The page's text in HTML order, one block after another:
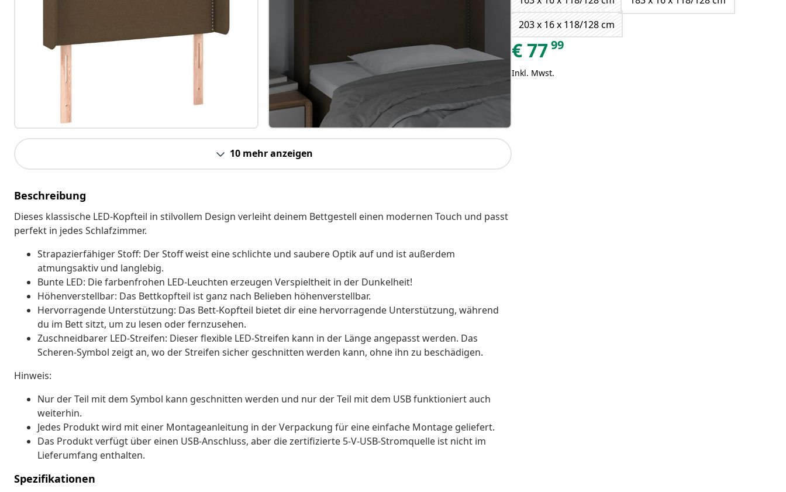
10 mehr anzeigen
Beschreibung
Dieses klassische LED-Kopfteil in stilvollem Design verleiht deinem Bettgestell einen modernen Touch und passt
perfekt in jedes Schlafzimmer.
Strapazierfähiger Stoff: Der Stoff weist eine schlichte und saubere Optik auf und ist außerdem
atmungsaktiv und langlebig.
Bunte LED: Die farbenfrohen LED-Leuchten erzeugen Verspieltheit in der Dunkelheit!
Höhenverstellbar: Das Bettkopfteil ist ganz nach Belieben höhenverstellbar.
Hervorragende Unterstützung: Das Bett-Kopfteil bietet dir eine hervorragende Unterstützung, während
du im Bett sitzt, um zu lesen oder fernzusehen.
Zuschneidbarer LED-Streifen: Dieser flexible LED-Streifen kann in der Länge angepasst werden. Das
Scheren-Symbol zeigt an, wo der Streifen sicher geschnitten werden kann, ohne ihn zu beschädigen.
Hinweis:
Nur der Teil mit dem Symbol kann geschnitten werden und nur der Teil mit dem USB funktioniert auch
weiterhin.
Jedes Produkt wird mit einer Montageanleitung in der Verpackung für eine einfache Montage geliefert.
Das Produkt verfügt über einen USB-Anschluss, aber die zertifizierte 5-V-USB-Stromquelle ist nicht im
Lieferumfang enthalten.
Spezifikationen
203 x 16 x 118/128 cm
€7799
Inkl. Mwst.